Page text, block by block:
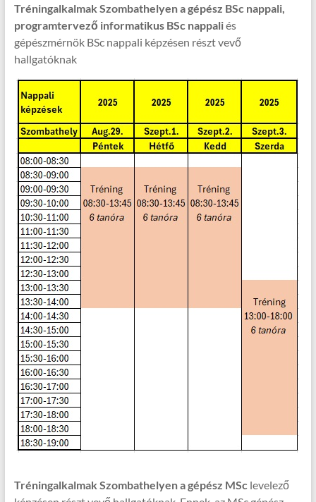
Tréningalkalmak Szombathelyen a gépész BSc nappali,
programtervező informatikus BSc nappaliés
gépészmérnök BSc nappali képzésen részt vevő
hallgatóknak
Tréningalkalmak Szombathelyen a gépész MSc levelező